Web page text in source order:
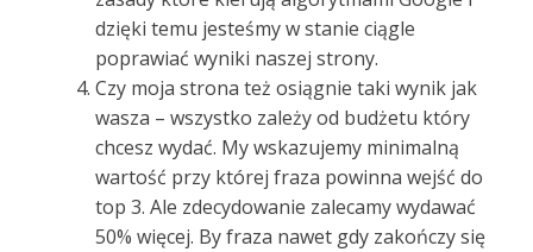
dzięki temu jesteśmy w stanie ciągle
poprawiać wyniki naszej strony.
Czy moja strona też osiągnie taki wynik jak
wasza – wszystko zależy od budżetu który
chcesz wydać. My wskazujemy minimalną
wartość przy której fraza powinna wejść do
top 3. Ale zdecydowanie zalecamy wydawać
50% więcej. By fraza nawet gdy zakończy się